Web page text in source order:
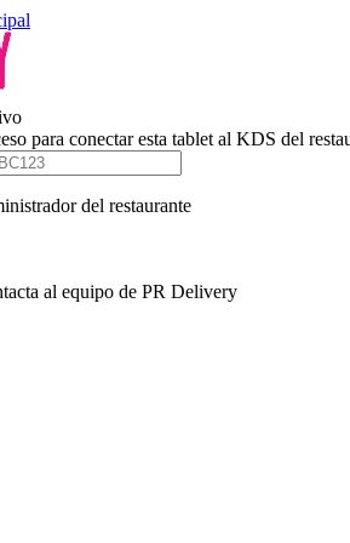
para conectar esta tablet al KDS del
del restaurante
al equipo de PR Delivery